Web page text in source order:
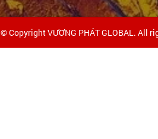
© Copyright VƯƠNG PHÁT GLOBAL. All